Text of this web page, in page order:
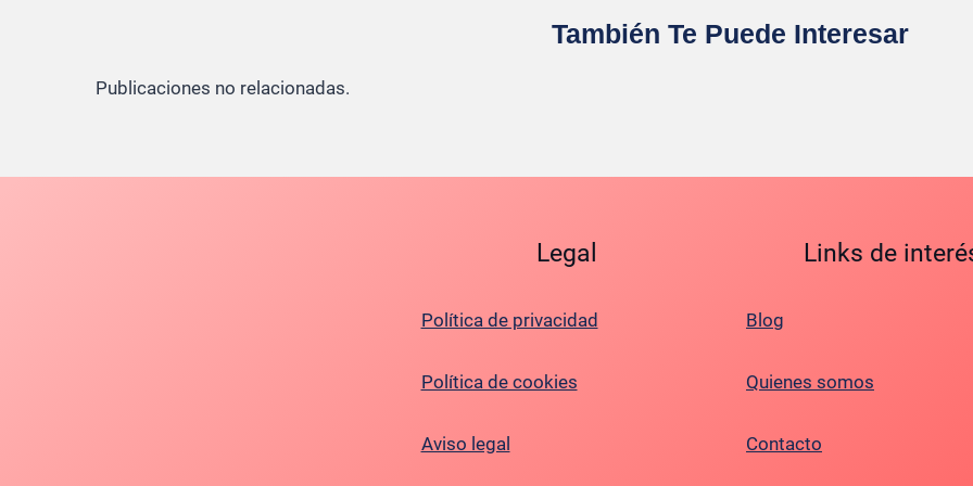
También Te Puede Interesar
Publicaciones no relacionadas.
Legal
Política de privacidad
Política de cookies
Aviso legal
Links de
Blog
Quienes somos
Contacto